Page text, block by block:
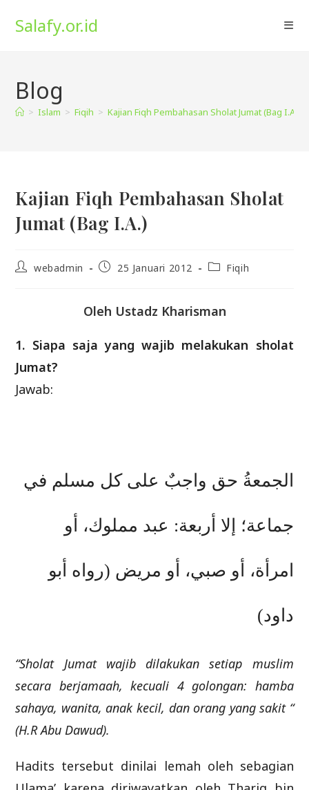
Salafy.or.id
Blog
> Islam > Fiqih > Kajian Fiqh Pembahasan Sholat Jumat (Bag I.A.)
Kajian Fiqh Pembahasan Sholat
Jumat (Bag I.A.)
Postwebadmin
Post25 Januari 2012
PostFiqih
Oleh Ustadz Kharisman
1. Siapa saja yang wajib melakukan sholat
Jumat?
Jawab:
الجمعةُ حق واجبٌ على كل مسلم في
جماعة؛ إلا أربعة: عبد مملوك، أو
امرأة، أو صبي، أو مريض (رواه أبو
داود)
“Sholat Jumat wajib dilakukan setiap muslim
secara berjamaah, kecuali 4 golongan: hamba
sahaya, wanita, anak kecil, dan orang yang sakit “
(H.R Abu Dawud).
Hadits tersebut dinilai lemah oleh sebagian